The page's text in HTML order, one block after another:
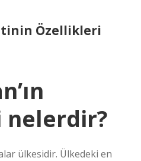
Özellikleri
ülkesidir. Ülkedeki en